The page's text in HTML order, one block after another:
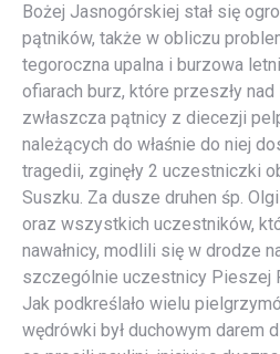
Bożej Jasnogórskiej stał się
pątników, także w obliczu
tegoroczna upalna i burzowa
ofiarach burz, które przeszły
zwłaszcza pątnicy z diecezji
należących do właśnie do niej
tragedii, zginęły 2 uczestniczki
Suszku. Za dusze druhen śp.
oraz wszystkich uczestników,
nawałnicy, modlili się w drodze
szczególnie uczestnicy Pieszej
Jak podkreślało wielu
wędrówki był duchowym darem